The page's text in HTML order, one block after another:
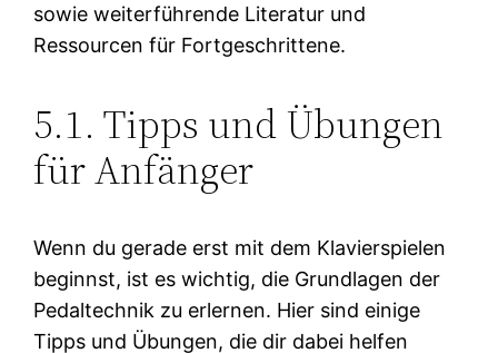
sowie weiterführende Literatur und
Ressourcen für Fortgeschrittene.
5.1. Tipps und Übungen
für Anfänger
Wenn du gerade erst mit dem Klavierspielen
beginnst, ist es wichtig, die Grundlagen der
Pedaltechnik zu erlernen. Hier sind einige
Tipps und Übungen, die dir dabei helfen